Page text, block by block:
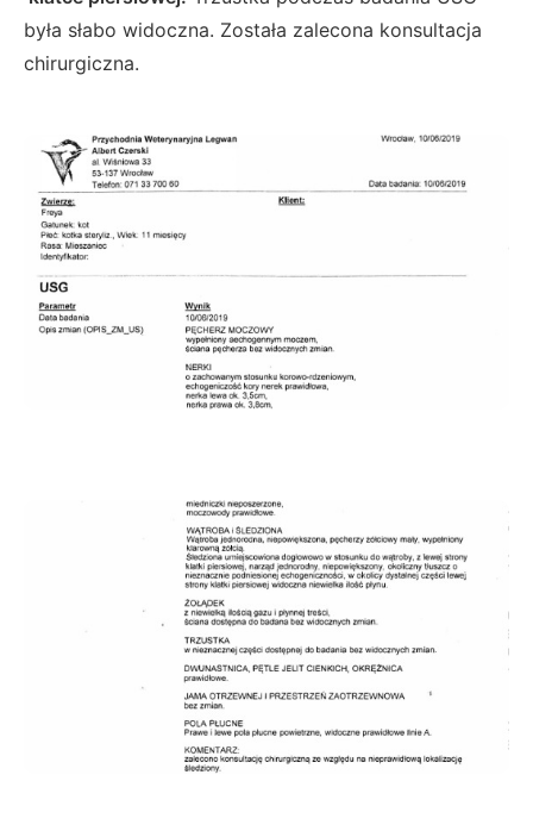
była słabo widoczna. Została zalecona konsultacja
chirurgiczna.